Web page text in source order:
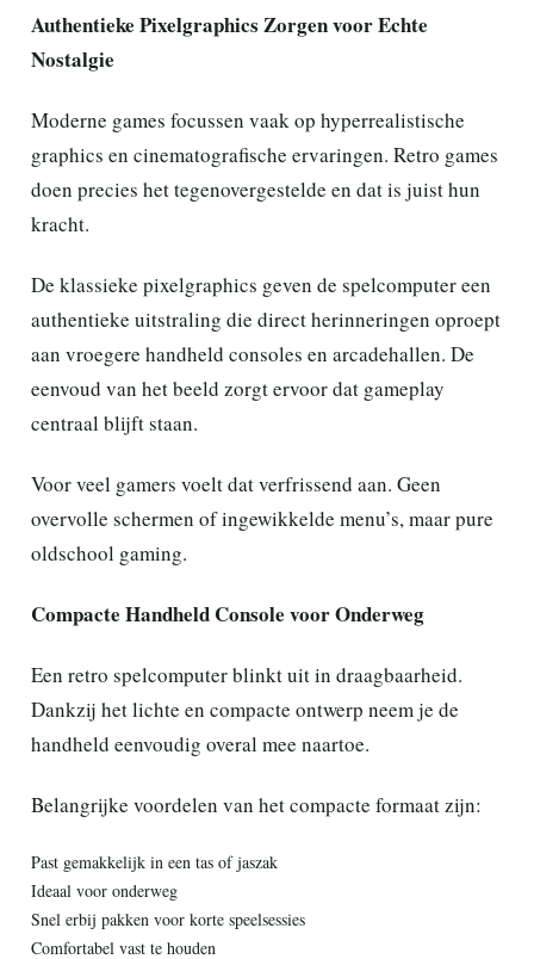
Authentieke Pixelgraphics Zorgen voor Echte
Nostalgie
Moderne games focussen vaak op hyperrealistische
graphics en cinematografische ervaringen. Retro games
doen precies het tegenovergestelde en dat is juist hun
kracht.
De klassieke pixelgraphics geven de spelcomputer een
authentieke uitstraling die direct herinneringen oproept
aan vroegere handheld consoles en arcadehallen. De
eenvoud van het beeld zorgt ervoor dat gameplay
centraal blijft staan.
Voor veel gamers voelt dat verfrissend aan. Geen
overvolle schermen of ingewikkelde menu’s, maar pure
oldschool gaming.
Compacte Handheld Console voor Onderweg
Een retro spelcomputer blinkt uit in draagbaarheid.
Dankzij het lichte en compacte ontwerp neem je de
handheld eenvoudig overal mee naartoe.
Belangrijke voordelen van het compacte formaat zijn:
Past gemakkelijk in een tas of jaszak
Ideaal voor onderweg
Snel erbij pakken voor korte speelsessies
Comfortabel vast te houden